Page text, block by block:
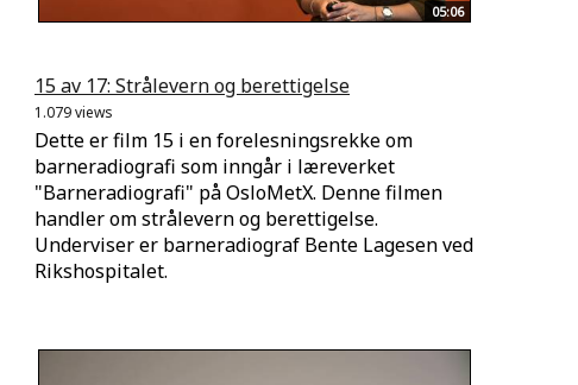
05:06
15 av 17: Strålevern og berettigelse
1.079 views
Dette er film 15 i en forelesningsrekke om
barneradiografi som inngår i læreverket
"Barneradiografi" på OsloMetX. Denne filmen
handler om strålevern og berettigelse.
Underviser er barneradiograf Bente Lagesen ved
Rikshospitalet.